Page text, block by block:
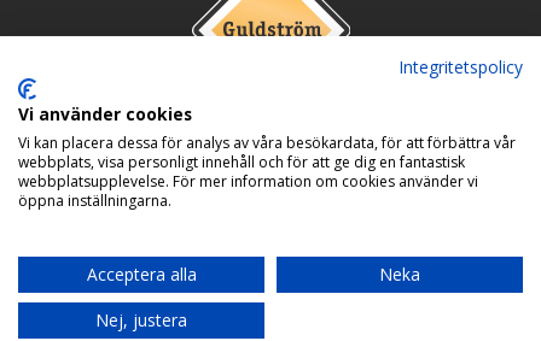
Copyright © 2026 Guldström
Integritetspolicy
Vi använder cookies
Vi kan placera dessa för analys av våra besökardata, för att förbättra vår
webbplats, visa personligt innehåll och för att ge dig en fantastisk
webbplatsupplevelse. För mer information om cookies använder vi
öppna inställningarna.
Acceptera alla
Neka
Nej, justera